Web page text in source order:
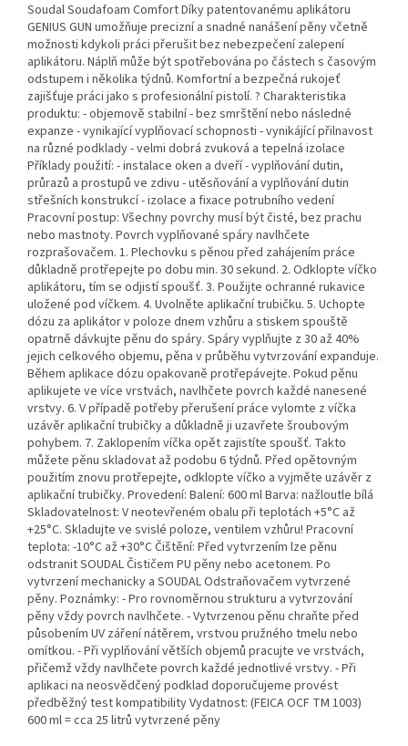
Soudal Soudafoam Comfort Díky patentovanému aplikátoru
GENIUS GUN umožňuje precizní a snadné nanášení pěny včetně
možnosti kdykoli práci přerušit bez nebezpečení zalepení
aplikátoru. Náplň může být spotřebována po částech s časovým
odstupem i několika týdnů. Komfortní a bezpečná rukojeť
zajišťuje práci jako s profesionální pistolí. ? Charakteristika
produktu: - objemově stabilní - bez smrštění nebo následné
expanze - vynikající vyplňovací schopnosti - vynikájící přilnavost
na různé podklady - velmi dobrá zvuková a tepelná izolace
Příklady použití: - instalace oken a dveří - vyplňování dutin,
průrazů a prostupů ve zdivu - utěsňování a vyplňování dutin
střešních konstrukcí - izolace a fixace potrubního vedení
Pracovní postup: Všechny povrchy musí být čisté, bez prachu
nebo mastnoty. Povrch vyplňované spáry navlhčete
rozprašovačem. 1. Plechovku s pěnou před zahájením práce
důkladně protřepejte po dobu min. 30 sekund. 2. Odklopte víčko
aplikátoru, tím se odjistí spoušť. 3. Použijte ochranné rukavice
uložené pod víčkem. 4. Uvolněte aplikační trubičku. 5. Uchopte
dózu za aplikátor v poloze dnem vzhůru a stiskem spouště
opatrně dávkujte pěnu do spáry. Spáry vyplňujte z 30 až 40%
jejich celkového objemu, pěna v průběhu vytvrzování expanduje.
Během aplikace dózu opakovaně protřepávejte. Pokud pěnu
aplikujete ve více vrstvách, navlhčete povrch každé nanesené
vrstvy. 6. V případě potřeby přerušení práce vylomte z víčka
uzávěr aplikační trubičky a důkladně ji uzavřete šroubovým
pohybem. 7. Zaklopením víčka opět zajistíte spoušť. Takto
můžete pěnu skladovat až podobu 6 týdnů. Před opětovným
použitím znovu protřepejte, odklopte víčko a vyjměte uzávěr z
aplikační trubičky. Provedení: Balení: 600 ml Barva: nažloutle bílá
Skladovatelnost: V neotevřeném obalu při teplotách +5°C až
+25°C. Skladujte ve svislé poloze, ventilem vzhůru! Pracovní
teplota: -10°C až +30°C Čištění: Před vytvrzením lze pěnu
odstranit SOUDAL Čističem PU pěny nebo acetonem. Po
vytvrzení mechanicky a SOUDAL Odstraňovačem vytvrzené
pěny. Poznámky: - Pro rovnoměrnou strukturu a vytvrzování
pěny vždy povrch navlhčete. - Vytvrzenou pěnu chraňte před
působením UV záření nátěrem, vrstvou pružného tmelu nebo
omítkou. - Při vyplňování větších objemů pracujte ve vrstvách,
přičemž vždy navlhčete povrch každé jednotlivé vrstvy. - Při
aplikaci na neosvědčený podklad doporučujeme provést
předběžný test kompatibility Vydatnost: (FEICA OCF TM 1003)
600 ml = cca 25 litrů vytvrzené pěny